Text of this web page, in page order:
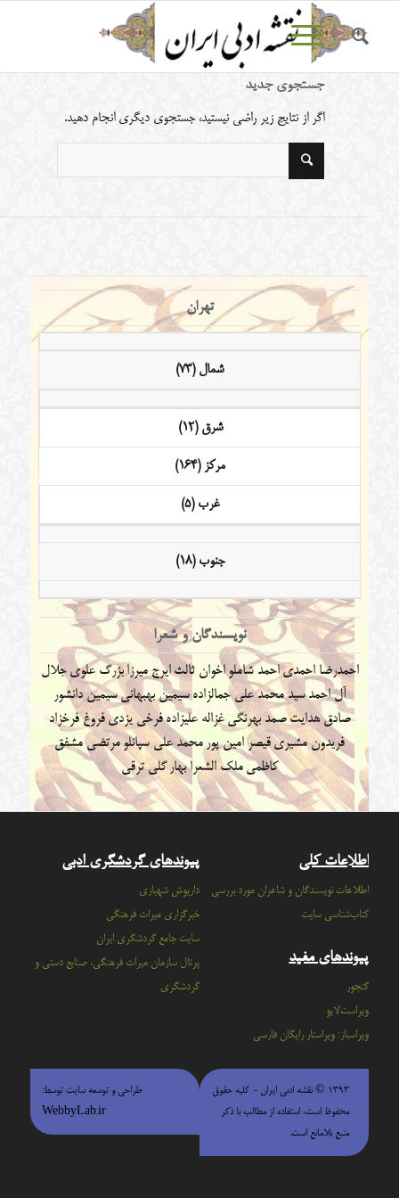
جستجوی جدید
اگر از نتایج زیر راضی نیستید، جستجوی دیگری انجام دهید.
تهران
شمال (73)
شرق (12)
مرکز (164)
غرب (5)
جنوب (18)
نویسندگان و شعرا
احمدرضا احمدیاحمد شاملو اخوان ثالث ایرج میرزابزرگ علوی جلال
آل احمدسید محمد علی جمالزادهسیمین بهبهانیسیمین دانشور
صادق هدایتصمد بهرنگی غزاله علیزادهفرخی یزدی فروغ فرخزاد
فریدون مشیری قیصر امین پور محمد علی سپانلومرتضی مشفق
کاظمی ملک الشعرا بهار گلی ترقی
اطلاعات کلی
اطلاعات نویسندگان و شاعران مورد بررسی
کتاب‌شناسی سایت
پیوندهای مفید
گنجور
ویراست‌لایو
ویراسباز: ویراستار رایگان فارسی
پیوندهای گردشگری ادبی
داریوش شهبازی
خبرگزاری میراث فرهنگی
سايت جامع گردشگري ايران
پرتال سازمان ميراث فرهنگي، صنايع دستي و
گردشگري
۱۳۹۳ © نقشه ادبی ایران - كليه حقوق
محفوظ است، استفاده از مطالب با ذكر
منبع بلامانع است.
طراحی و توسعه سایت توسط:
WebbyLab.ir